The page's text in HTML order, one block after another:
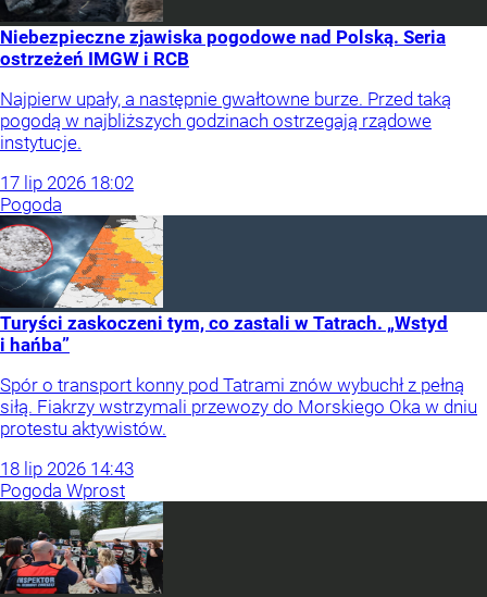
Niebezpieczne zjawiska pogodowe nad Polską. Seria
ostrzeżeń IMGW i RCB
Najpierw upały, a następnie gwałtowne burze. Przed taką
pogodą w najbliższych godzinach ostrzegają rządowe
instytucje.
17 lip 2026 18:02
Pogoda
Turyści zaskoczeni tym, co zastali w Tatrach. „Wstyd
i hańba”
Spór o transport konny pod Tatrami znów wybuchł z pełną
siłą. Fiakrzy wstrzymali przewozy do Morskiego Oka w dniu
protestu aktywistów.
18 lip 2026 14:43
Pogoda Wprost